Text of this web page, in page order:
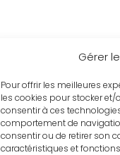
Gérer
Pour offrir les meilleures
les cookies pour stocker
consentir à ces
comportement de
consentir ou de retirer son
caractéristiques et